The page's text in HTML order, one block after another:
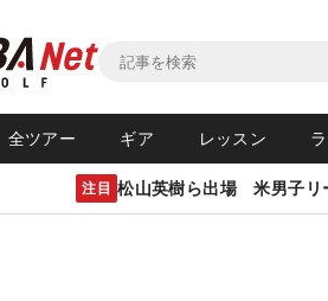
全ツアー ギア レッスン
注目 松山英樹ら出場 米男子リ